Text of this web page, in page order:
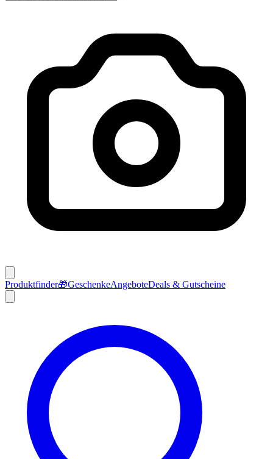
Produktfinder🎁GeschenkeAngeboteDeals & Gutscheine